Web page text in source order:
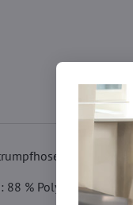
mit
88 % Polyamid, 12 %